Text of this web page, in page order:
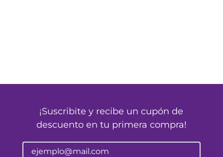
¡Suscribite y recibe un cupón de
descuento en tu primera compra!